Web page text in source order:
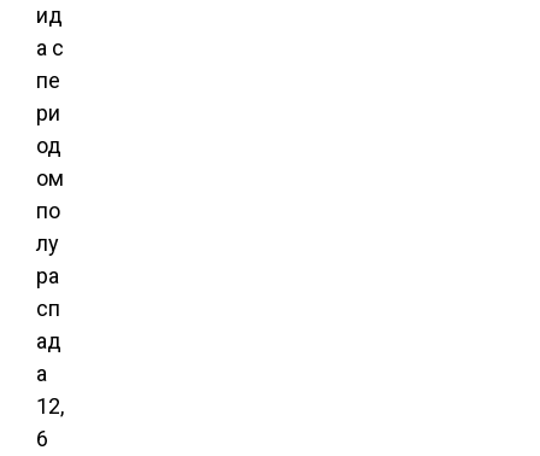
ид
а с
пе
ри
од
ом
по
лу
ра
сп
ад
а
12,
6